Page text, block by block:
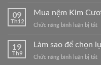
su
09
Th12
Mua nệm Kim
Chức năng bình luận bị tắtở
19
Th9
Làm sao để chọn
Chức năng bình luận bị tắtở